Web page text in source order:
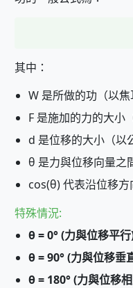
其中：
W 是所做的功（以焦
F 是施加的力的大小
d 是位移的大小（以
θ 是力與位移向量之
cos(θ) 代表沿位移
特殊情況:
θ = 0° (力與位移平
θ = 90° (力與位移垂
θ = 180° (力與位移